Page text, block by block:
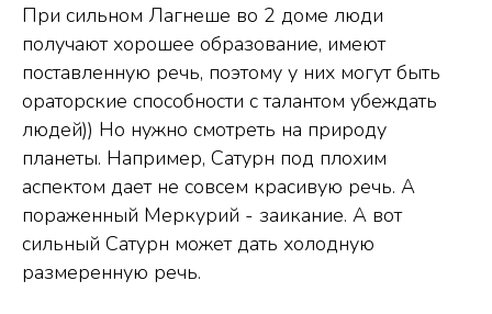
При сильном Лагнеше во 2 доме люди
получают хорошее образование, имеют
поставленную речь, поэтому у них могут быть
ораторские способности с талантом убеждать
людей)) Но нужно смотреть на природу
планеты. Например, Сатурн под плохим
аспектом дает не совсем красивую речь. А
пораженный Меркурий - заикание. А вот
сильный Сатурн может дать холодную
размеренную речь.